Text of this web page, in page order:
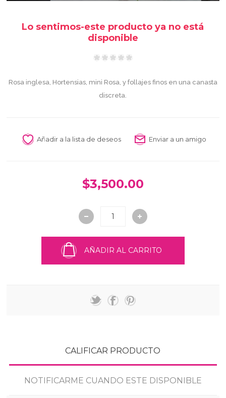
Lo sentimos-este producto ya no está
disponible
Rosa inglesa, Hortensias, mini Rosa, y follajes finos en una canasta
discreta.
Añadir a la lista de deseos Enviar a un amigo
$3,500.00
AÑADIR AL CARRITO
CALIFICAR PRODUCTO
NOTIFICARME CUANDO ESTE DISPONIBLE